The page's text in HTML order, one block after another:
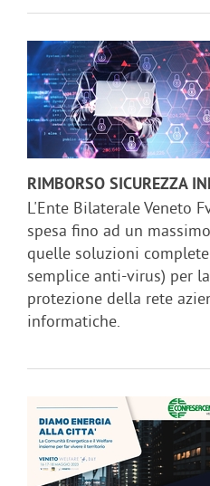
RIMBORSO SICUREZZA
L'Ente Bilaterale Veneto
spesa fino ad un
quelle soluzioni
semplice anti-virus) per
protezione della rete
informatiche.